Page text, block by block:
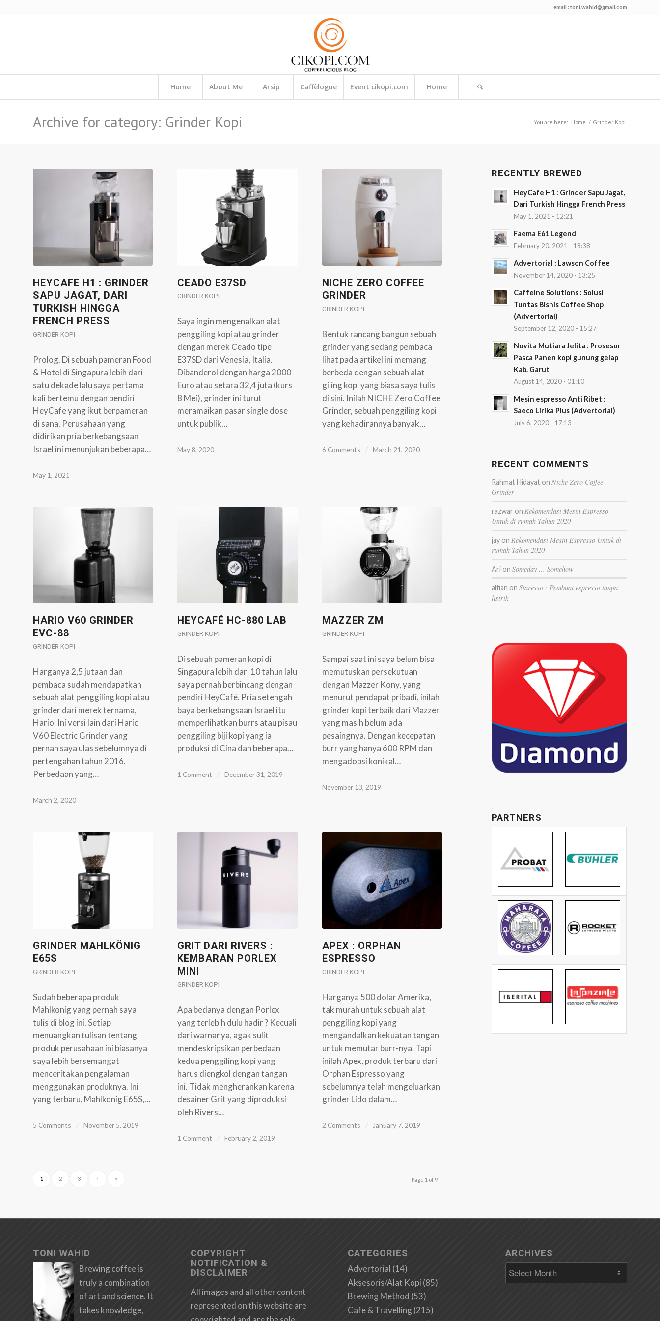
email : toni.wahid@gmail.com
Home About Me Arsip Caffèlogue Event cikopi.com Home
Archive for category: Grinder Kopi You are here: Home / Grinder Kopi
HEYCAFE H1 : GRINDER
SAPU JAGAT, DARI
TURKISH HINGGA
FRENCH PRESS
GRINDER KOPI
Prolog. Di sebuah pameran Food
& Hotel di Singapura lebih dari
satu dekade lalu saya pertama
kali bertemu dengan pendiri
HeyCafe yang ikut berpameran
di sana. Perusahaan yang
didirikan pria berkebangsaan
Israel ini menunjukan beberapa…
May 1, 2021
CEADO E37SD
GRINDER KOPI
Saya ingin mengenalkan alat
penggiling kopi atau grinder
dengan merek Ceado tipe
E37SD dari Venesia, Italia.
Dibanderol dengan harga 2000
Euro atau setara 32,4 juta (kurs
8 Mei), grinder ini turut
meramaikan pasar single dose
untuk publik…
May 8, 2020
NICHE ZERO COFFEE
GRINDER
GRINDER KOPI
Bentuk rancang bangun sebuah
grinder yang sedang pembaca
lihat pada artikel ini memang
berbeda dengan sebuah alat
giling kopi yang biasa saya tulis
di sini. Inilah NICHE Zero Coffee
Grinder, sebuah penggiling kopi
yang kehadirannya banyak…
6 Comments / March 21, 2020
HARIO V60 GRINDER
EVC-88
GRINDER KOPI
Harganya 2,5 jutaan dan
pembaca sudah mendapatkan
sebuah alat penggiling kopi atau
grinder dari merek ternama,
Hario. Ini versi lain dari Hario
V60 Electric Grinder yang
pernah saya ulas sebelumnya di
pertengahan tahun 2016.
Perbedaan yang…
March 2, 2020
HEYCAFÉ HC-880 LAB
GRINDER KOPI
Di sebuah pameran kopi di
Singapura lebih dari 10 tahun lalu
saya pernah berbincang dengan
pendiri HeyCafé. Pria setengah
baya berkebangsaan Israel itu
memperlihatkan burrs atau pisau
penggiling biji kopi yang ia
produksi di Cina dan beberapa…
1 Comment / December 31, 2019
MAZZER ZM
GRINDER KOPI
Sampai saat ini saya belum bisa
memutuskan persekutuan
dengan Mazzer Kony, yang
menurut pendapat pribadi, inilah
grinder kopi terbaik dari Mazzer
yang masih belum ada
pesaingnya. Dengan kecepatan
burr yang hanya 600 RPM dan
mengadopsi konikal…
November 13, 2019
GRINDER MAHLKÖNIG
E65S
GRINDER KOPI
Sudah beberapa produk
Mahlkonig yang pernah saya
tulis di blog ini. Setiap
menuangkan tulisan tentang
produk perusahaan ini biasanya
saya lebih bersemangat
menceritakan pengalaman
menggunakan produknya. Ini
yang terbaru, Mahlkonig E65S,…
5 Comments / November 5, 2019
GRIT DARI RIVERS :
KEMBARAN PORLEX
MINI
GRINDER KOPI
Apa bedanya dengan Porlex
yang terlebih dulu hadir ? Kecuali
dari warnanya, agak sulit
mendeskripsikan perbedaan
kedua penggiling kopi yang
harus diengkol dengan tangan
ini. Tidak mengherankan karena
desainer Grit yang diproduksi
oleh Rivers…
1 Comment / February 2, 2019
APEX : ORPHAN
ESPRESSO
GRINDER KOPI
Harganya 500 dolar Amerika,
tak murah untuk sebuah alat
penggiling kopi yang
mengandalkan kekuatan tangan
untuk memutar burr-nya. Tapi
inilah Apex, produk terbaru dari
Orphan Espresso yang
sebelumnya telah mengeluarkan
grinder Lido dalam…
2 Comments / January 7, 2019
Page 1 of 9
1 2 3 › »
RECENTLY BREWED
HeyCafe H1 : Grinder Sapu Jagat,
Dari Turkish Hingga French Press
May 1, 2021 - 12:21
Faema E61 Legend
February 20, 2021 - 18:38
Advertorial : Lawson Coffee
November 14, 2020 - 13:25
Caffeine Solutions : Solusi
Tuntas Bisnis Coffee Shop
(Advertorial)
September 12, 2020 - 15:27
Novita Mutiara Jelita : Prosesor
Pasca Panen kopi gunung gelap
Kab. Garut
August 14, 2020 - 01:10
Mesin espresso Anti Ribet :
Saeco Lirika Plus (Advertorial)
July 6, 2020 - 17:13
RECENT COMMENTS
Rahmat Hidayat on Niche Zero Coffee
Grinder
razwar on Rekomendasi Mesin Espresso
Untuk di rumah Tahun 2020
jay on Rekomendasi Mesin Espresso Untuk di
rumah Tahun 2020
Ari onSomeday … Somehow
alfian onStaresso : Pembuat espresso tanpa
listrik
PARTNERS
TONI WAHID
Brewing coffee is
truly a combination
of art and science. It
takes knowledge,
COPYRIGHT
NOTIFICATION &
DISCLAIMER
All images and all other content
represented on this website are
CATEGORIES
Advertorial (14)
Aksesoris/Alat Kopi (85)
Brewing Method (53)
Cafe & Travelling (215)
ARCHIVES